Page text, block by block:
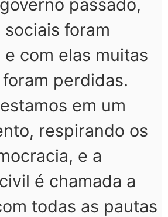
passado,
foram
com elas muitas
perdidas.
em um
respirando os
e a
é chamada a
todas as pautas